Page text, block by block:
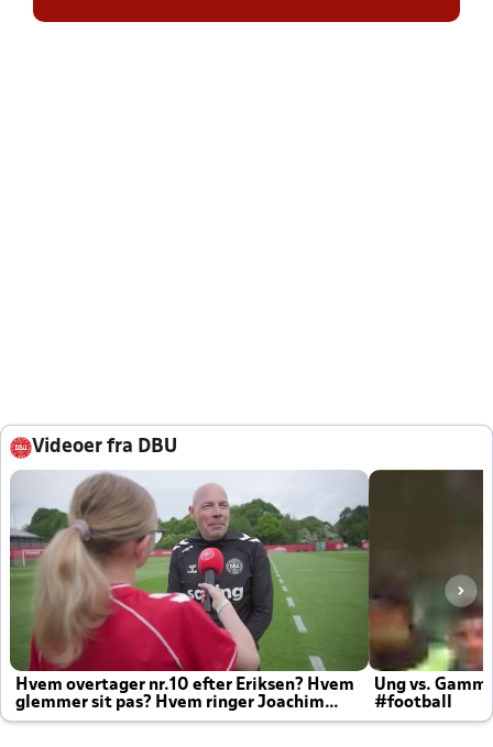
Videoer fra DBU
Hvem overtager nr.10 efter Eriksen? Hvem
glemmer sit pas? Hvem ringer Joachim
altid til efter kampe?
Ung vs.
#football